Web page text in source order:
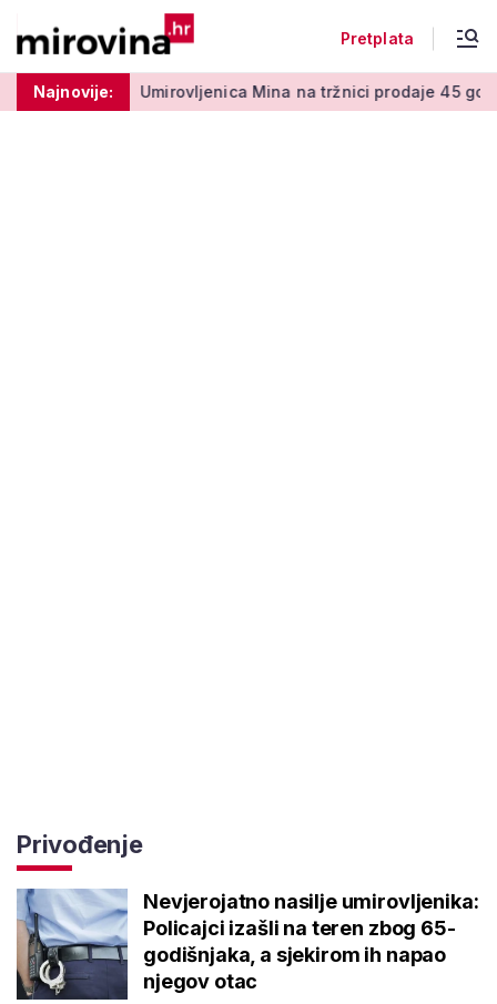
Pretplata
Najnovije:
50 centi Umirovljenica Mina na tržnici prodaje 45
Privođenje
Nevjerojatno nasilje umirovljenika:
Policajci izašli na teren zbog 65-
godišnjaka, a sjekirom ih napao
njegov otac